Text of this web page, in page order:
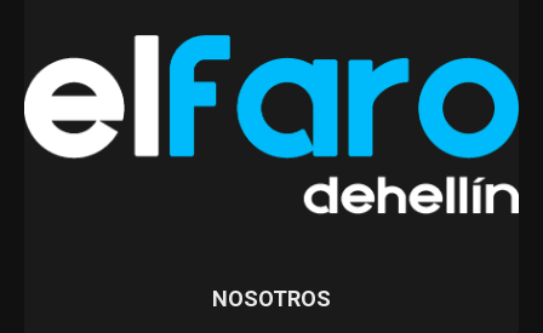
NOSOTROS